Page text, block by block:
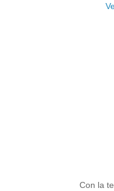
Con la